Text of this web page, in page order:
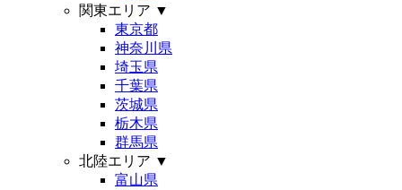
関東エリア ▼
東京都
神奈川県
埼玉県
千葉県
茨城県
栃木県
群馬県
北陸エリア ▼
富山県